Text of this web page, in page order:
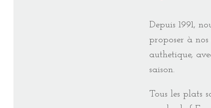
Depuis 1991,
proposer à nos
authetique,
saison.
Tous les plats